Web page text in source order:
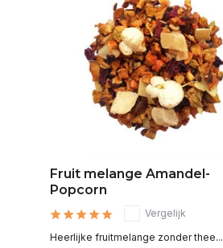
Fruit melange Amandel-
Popcorn
Vergelijk
Heerlijke fruitmelange zonder thee...